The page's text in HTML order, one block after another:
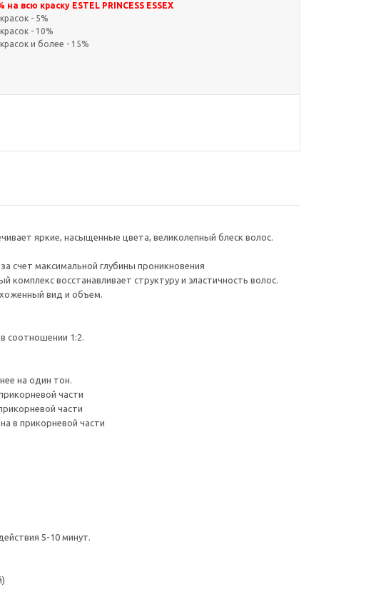
всю краску ESTEL PRINCESS ESSEX
- 5%
- 10%
и более - 15%
яркие, насыщенные цвета, великолепный блеск волос.
счет максимальной глубины проникновения
восстанавливает структуру и эластичность волос.
вид и объем.
соотношении 1:2.
на один тон.
части
части
в прикорневой части
5-10 минут.